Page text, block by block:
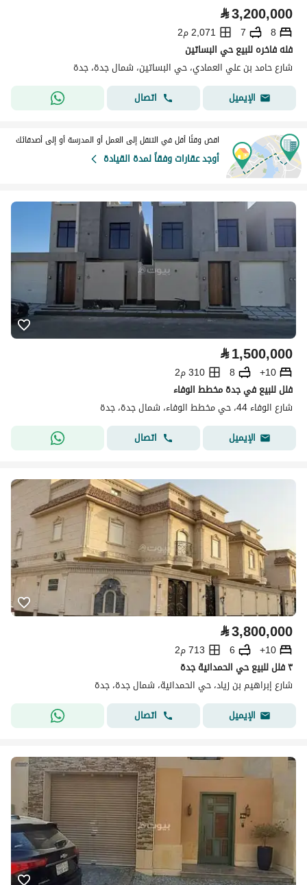
⃁3,200,000
8
7
2,071 م2
فله فاخره للبيع حي البساتين
شارع حامد بن علي العمادي، حي البساتين، شمال جدة، جدة
الإيميل
اتصال
اقض وقتًا أقل في التنقل إلى العمل أو المدرسة أو إلى أصدقائك
أوجد عقارات وفقاً لمدة القيادة
⃁1,500,000
10+
8
310 م2
فلل للبيع في جدة مخطط الوفاء
شارع الوفاء 44، حي مخطط الوفاء، شمال جدة، جدة
الإيميل
اتصال
⃁3,800,000
10+
6
713 م2
٣ فلل للبيع حي الحمدانية جدة
شارع إبراهيم بن زياد، حي الحمدانية، شمال جدة، جدة
الإيميل
اتصال